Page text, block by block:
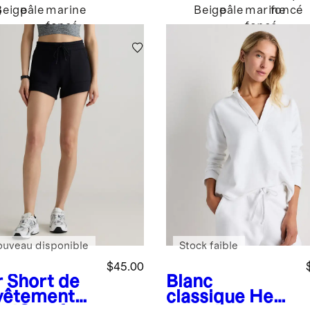
pâle marine
foncé
Beigepâle marine
foncé
foncé
Short de
$45.00
disponible
Blanc
classique Henl
Stock faible